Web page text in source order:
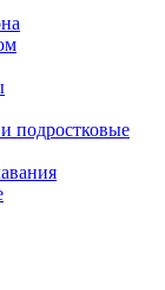
подростковые